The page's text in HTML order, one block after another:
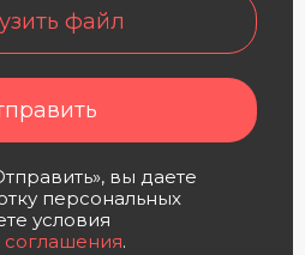
файл
вы даете
персональных
условия
соглашения.